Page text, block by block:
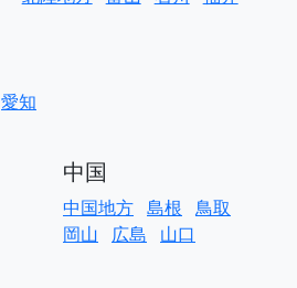
愛知
中国
中国地方 島根 鳥取
岡山
広島 山口